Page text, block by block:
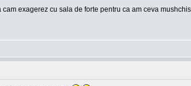
exagerez cu sala de forte pentru ca am ceva